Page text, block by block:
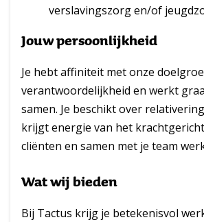
verslavingszorg en/of
Jouw persoonlijkheid
Je hebt affiniteit met onze
verantwoordelijkheid en werkt
samen. Je beschikt over
krijgt energie van het
cliënten en samen met je team
Wat wij bieden
Bij Tactus krijg je betekenisvol